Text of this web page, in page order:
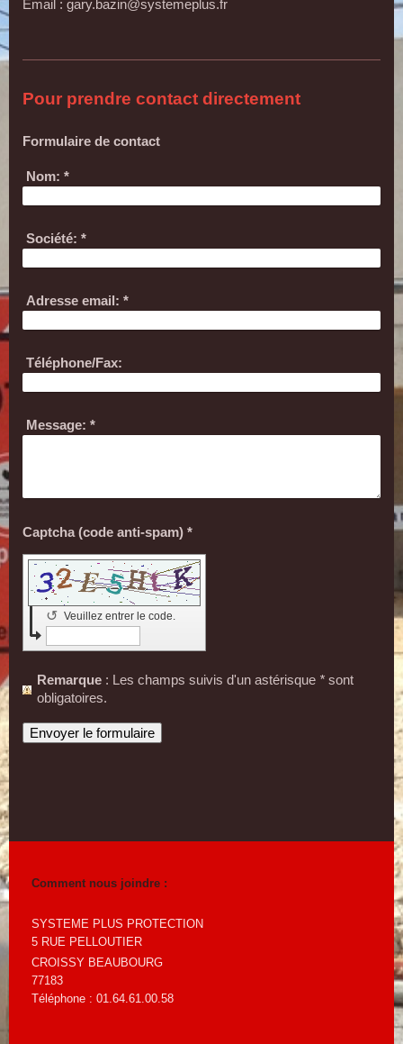
Email : gary.bazin@systemeplus.fr
Pour prendre contact directement
Formulaire de contact
Nom: *
Société: *
Adresse email: *
Téléphone/Fax:
Message: *
Captcha (code anti-spam) *
Veuillez entrer le code.
↺
Remarque : Les champs suivis d'un astérisque * sont
obligatoires.
Comment nous joindre :
SYSTEME PLUS PROTECTION
5 RUE PELLOUTIER
CROISSY BEAUBOURG
77183
Téléphone : 01.64.61.00.58